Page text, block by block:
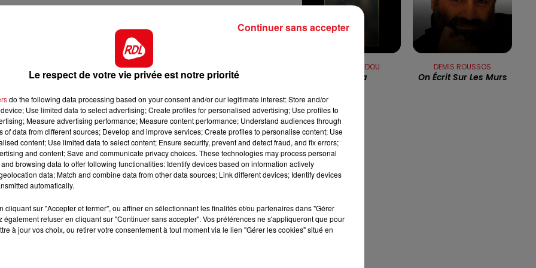
DEBOUT C'EST L'HEURE
12h00 - 13h00
en France, le département du Nord est partiellement
le moins pluvieux jamais enregistré, la préfecture du
du territoire, le bassin de l'Yser, dans les Flandres,
d'irriguer les cultures : dans cette zone, qui
sont drastiques. Seuls les "légumes frais" peuvent
la pomme de terre ne bénéficie pas de ces
agriculteurs craignent de ne pas parvenir à les vendre.
notamment pour faire des frites. Les producteurs
Si la pomme de terre se fait rare, ce sont les
prix est à craindre.
MICHEL SARDOU
Musica
DEMIS ROUSSOS
On Écrit Sur Les Murs
Le respect de votre vie privée est notre priorité
do the following data processing based on your consent and/or our legitimate interest: Store and/or
Use limited data to select advertising; Create profiles for personalised advertising; Use profiles to
Measure advertising performance; Measure content performance; Understand audiences through
of data from different sources; Develop and improve services; Create profiles to personalise content; Use
content; Use limited data to select content; Ensure security, prevent and detect fraud, and fix errors;
and content; Save and communicate privacy choices. These technologies may process personal
browsing data to offer following functionalities: Identify devices based on information actively
data; Match and combine data from other data sources; Link different devices; Identify devices
automatically.
cliquant sur "Accepter et fermer", ou affiner en sélectionnant les finalités et/ou partenaires dans "Gérer
également refuser en cliquant sur "Continuer sans accepter". Vos préférences ne s'appliqueront que pour
à jour vos choix, ou retirer votre consentement à tout moment via le lien "Gérer les cookies" situé en
Continuer sans accepter